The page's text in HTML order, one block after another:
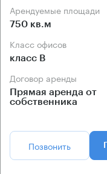
Арендуемые площади
750 кв.м
Класс офисов
класс B
Договор аренды
Прямая аренда от
собственника
Позвонить